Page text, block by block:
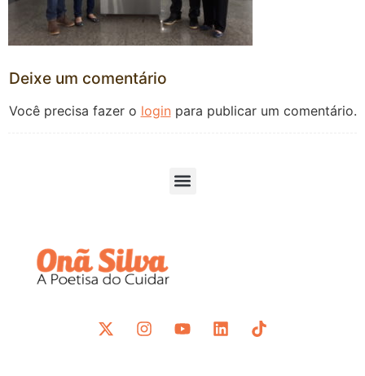
Deixe um comentário
Você precisa fazer o login para publicar um comentário.